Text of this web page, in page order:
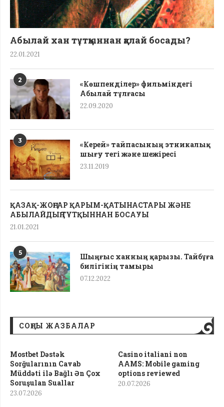
Абылай хан тұтқыннан қалай босады?
22.01.2021
2
«Көшпенділер» фильміндегі
Абылай тұлғасы
22.09.2020
3
«Керей» тайпасының этникалық
шығу тегі жəне шежіресі
23.11.2019
ҚАЗАҚ-ЖОҢҒАР ҚАРЫМ-ҚАТЫНАСТАРЫ ЖӘНЕ
АБЫЛАЙДЫҢ ТҰТҚЫННАН БОСАУЫ
21.01.2021
5
Шыңғыс ханның қарызы. Тайбұға
билігінің тамыры
07.12.2022
СОҢҒЫ ЖАЗБАЛАР
Mostbet Dəstək
Sorğularının Cavab
Müddəti ilə Bağlı Ən Çox
Soruşulan Suallar
23.07.2026
Casino italiani non
AAMS: Mobile gaming
options reviewed
20.07.2026